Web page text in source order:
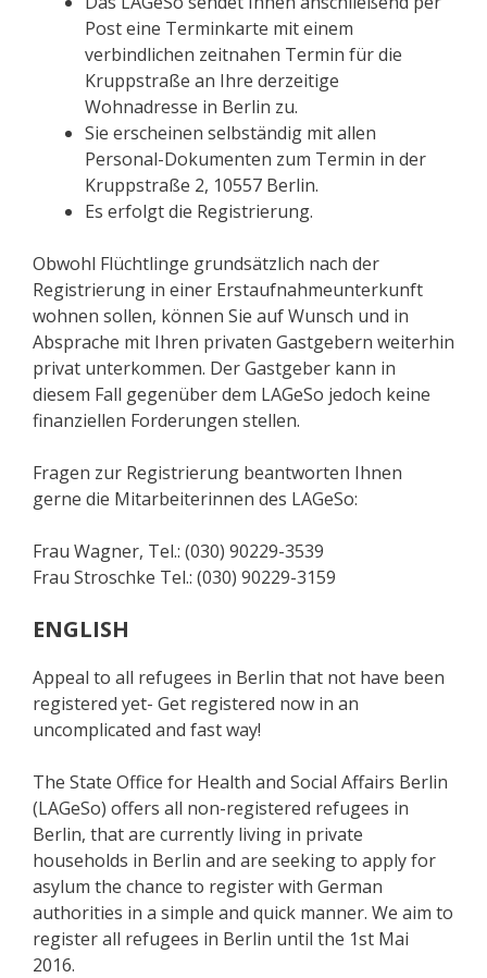
Post eine Terminkarte mit einem
verbindlichen zeitnahen Termin für die
Kruppstraße an Ihre derzeitige
Wohnadresse in Berlin zu.
Sie erscheinen selbständig mit allen
Personal-Dokumenten zum Termin in der
Kruppstraße 2, 10557 Berlin.
Es erfolgt die Registrierung.
Obwohl Flüchtlinge grundsätzlich nach der
Registrierung in einer Erstaufnahmeunterkunft
wohnen sollen, können Sie auf Wunsch und in
Absprache mit Ihren privaten Gastgebern weiterhin
privat unterkommen. Der Gastgeber kann in
diesem Fall gegenüber dem LAGeSo jedoch keine
finanziellen Forderungen stellen.
Fragen zur Registrierung beantworten Ihnen
gerne die Mitarbeiterinnen des LAGeSo:
Frau Wagner, Tel.: (030) 90229-3539
Frau Stroschke Tel.: (030) 90229-3159
ENGLISH
Appeal to all refugees in Berlin that not have been
registered yet- Get registered now in an
uncomplicated and fast way!
The State Office for Health and Social Affairs Berlin
(LAGeSo) offers all non-registered refugees in
Berlin, that are currently living in private
households in Berlin and are seeking to apply for
asylum the chance to register with German
authorities in a simple and quick manner. We aim to
register all refugees in Berlin until the 1st Mai
2016.